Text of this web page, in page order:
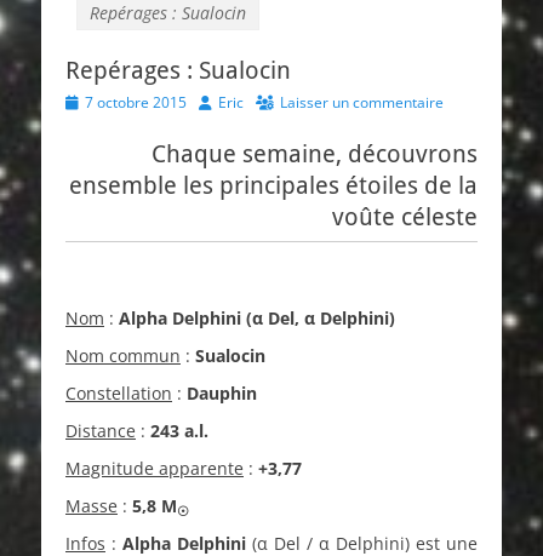
Repérages : Sualocin
Repérages : Sualocin
Posted
7 octobre 2015 Author
Eric Laisser un commentaire
Chaque semaine, découvrons
ensemble les principales étoiles de la
voûte céleste
Nom : Alpha Delphini (α Del, α Delphini)
Nom commun : Sualocin
Constellation : Dauphin
Distance : 243 a.l.
Magnitude apparente : +3,77
Masse : 5,8 M☉
Infos : Alpha Delphini (α Del / α Delphini) est une